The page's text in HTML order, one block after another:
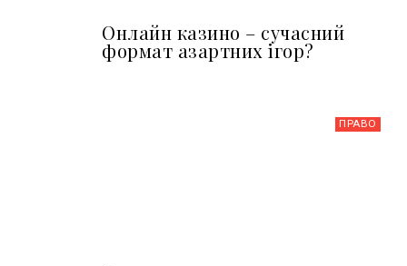
Онлайн казино – сучасний
формат азартних ігор?
ПРАВО